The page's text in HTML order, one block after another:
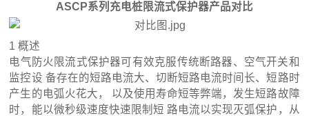
ASCP系列 充电桩限流式保护器产品对比
1 概述
电气防火限流式保护器可有效克服传统断路器、空气开关和
监控设 备存在的短路电流大、切断短路电流时间长、短路时
产生的电弧火花大， 以及使用寿命短等弊端，发生短路故障
时，能以微秒级速度快速限制短 路电流以实现灭弧保护，从